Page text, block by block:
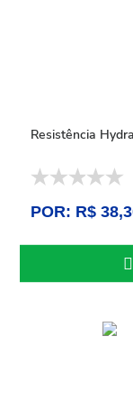
Resistência
POR: R$